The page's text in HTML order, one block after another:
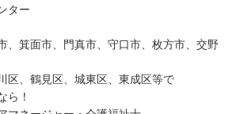
ター
、箕面市、門真市、守口市、枚方市、交野
区、鶴見区、城東区、東成区等で
ら！